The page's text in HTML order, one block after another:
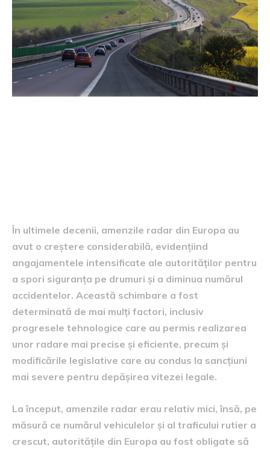
În ultimele decenii, amenzile radar din Europa au
avut o creștere considerabilă, evidențiind
angajamentele intensificate ale autorităților pentru
a spori siguranța pe drumuri și a diminua numărul
accidentelor. Această schimbare a fost
determinată de mai mulți factori, inclusiv
progresele tehnologice care au permis realizarea
unor radare mai precise și eficiente, precum și
modificările legislative care au condus la sancțiuni
mai severe pentru depășirea vitezei legale.
La început, amenzile radar erau relativ mici, însă, pe
măsură ce numărul vehiculelor și al traficului rutier a
crescut, autoritățile din Europa au fost obligate să